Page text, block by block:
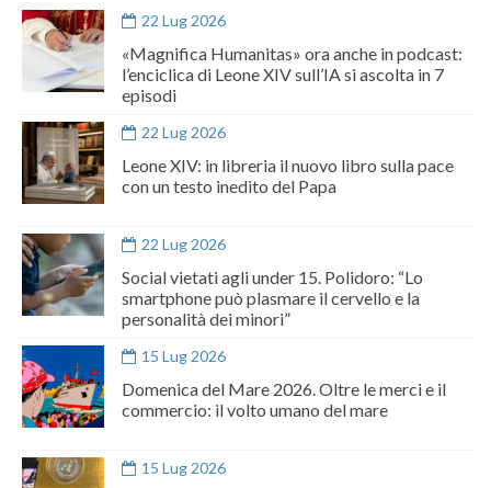
22 Lug 2026
«Magnifica Humanitas» ora anche in podcast:
l’enciclica di Leone XIV sull’IA si ascolta in 7
episodi
22 Lug 2026
Leone XIV: in libreria il nuovo libro sulla pace
con un testo inedito del Papa
22 Lug 2026
Social vietati agli under 15. Polidoro: “Lo
smartphone può plasmare il cervello e la
personalità dei minori”
15 Lug 2026
Domenica del Mare 2026. Oltre le merci e il
commercio: il volto umano del mare
15 Lug 2026